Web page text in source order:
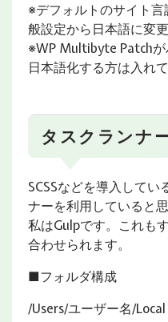
※デフォルトのサイト
般設定から日本語に変
※WP Multibyte Patchが
日本語化する方は入れて
タスクランナ
SCSSなどを導入して
ナーを利用していると思
私はGulpです。これも
合わせられます。
■フォルダ構成
/Users/ユーザー名/